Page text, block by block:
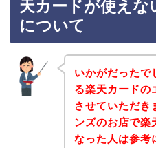
天カードが使えな
について
いかがだったで
る楽天カードの
させていただき
ンズのお店で楽
なった人は参考